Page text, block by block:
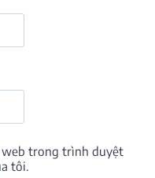
web trong trình duyệt
tôi.